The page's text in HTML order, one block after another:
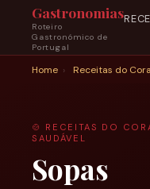
Gastronomias
Roteiro
Gastronómico de
Portugal
Home › Receitas do
🍲 RECEITAS DO
SAUDÁVEL
Sopas